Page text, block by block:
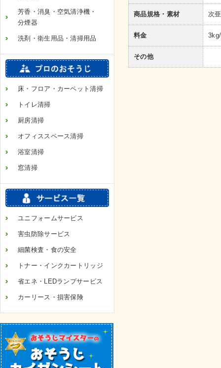
芳香・消臭・空気清浄機・
分煙器
洗剤・衛生用品・清掃用品
床・フロア・カーペット清掃
トイレ清掃
厨房清掃
オフィススペース清掃
浴室清掃
窓清掃
ユニフォームサービス
害虫防除サービス
細菌検査・食の安全
トナー・インクカートリッジ
省エネ・LEDランプサービス
カーリース・損害保険
商品規格・素材 次
料金
その他